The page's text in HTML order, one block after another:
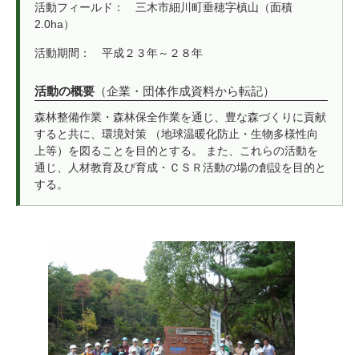
活動フィールド： 三木市細川町垂穂字槙山（面積
2.0ha）
活動期間： 平成２３年～２８年
活動の概要（企業・団体作成資料から転記）
森林整備作業・森林保全作業を通じ、豊な森づくりに貢献
すると共に、環境対策 （地球温暖化防止・生物多様性向
上等）を図ることを目的とする。 また、これらの活動を
通じ、人材教育及び育成・ＣＳＲ活動の場の創設を目的と
する。